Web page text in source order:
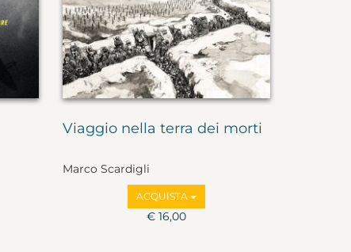
Viaggio nella terra dei morti
Marco Scardigli
ACQUISTA
€ 16,00